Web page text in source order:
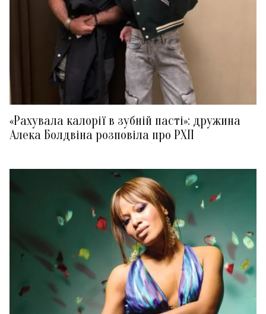
«Рахувала калорії в зубній пасті»: дружина
Алека Болдвіна розповіла про РХП